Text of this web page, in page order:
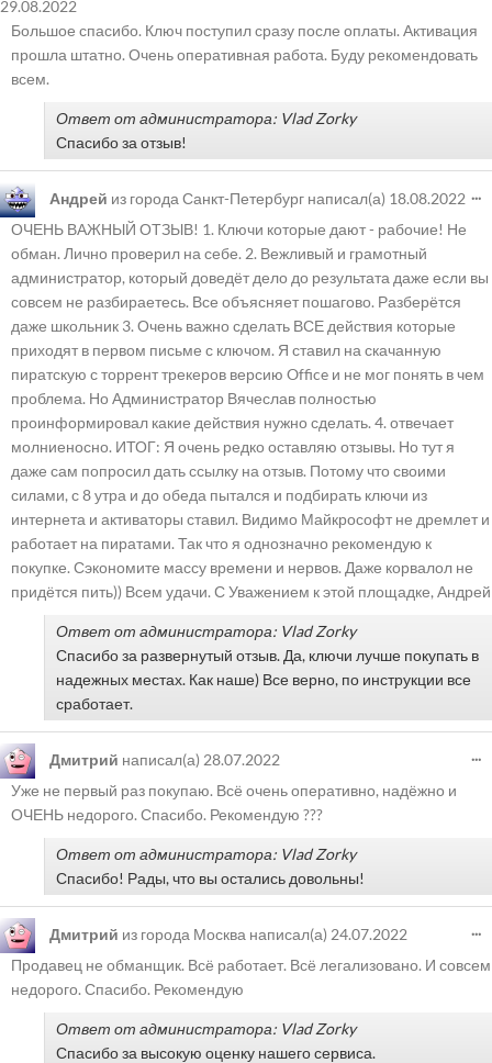
29.08.2022
Большое спасибо. Ключ поступил сразу после оплаты. Активация
прошла штатно. Очень оперативная работа. Буду рекомендовать
всем.
Ответ от администратора: Vlad Zorky
Спасибо за отзыв!
Андрей из города Санкт-Петербург написал(а) 18.08.2022
ОЧЕНЬ ВАЖНЫЙ ОТЗЫВ! 1. Ключи которые дают - рабочие! Не
обман. Лично проверил на себе. 2. Вежливый и грамотный
администратор, который доведёт дело до результата даже если вы
совсем не разбираетесь. Все объясняет пошагово. Разберётся
даже школьник 3. Очень важно сделать ВСЕ действия которые
приходят в первом письме с ключом. Я ставил на скачанную
пиратскую с торрент трекеров версию Office и не мог понять в чем
проблема. Но Администратор Вячеслав полностью
проинформировал какие действия нужно сделать. 4. отвечает
молниеносно. ИТОГ: Я очень редко оставляю отзывы. Но тут я
даже сам попросил дать ссылку на отзыв. Потому что своими
силами, с 8 утра и до обеда пытался и подбирать ключи из
интернета и активаторы ставил. Видимо Майкрософт не дремлет и
работает на пиратами. Так что я однозначно рекомендую к
покупке. Сэкономите массу времени и нервов. Даже корвалол не
придётся пить)) Всем удачи. С Уважением к этой площадке, Андрей
Ответ от администратора: Vlad Zorky
Спасибо за развернутый отзыв. Да, ключи лучше покупать в
надежных местах. Как наше) Все верно, по инструкции все
сработает.
...
Дмитрий написал(а) 28.07.2022
Уже не первый раз покупаю. Всё очень оперативно, надёжно и
ОЧЕНЬ недорого. Спасибо. Рекомендую ???
Ответ от администратора: Vlad Zorky
Спасибо! Рады, что вы остались довольны!
...
Дмитрий из города Москва написал(а) 24.07.2022
Продавец не обманщик. Всё работает. Всё легализовано. И совсем
недорого. Спасибо. Рекомендую
Ответ от администратора: Vlad Zorky
Спасибо за высокую оценку нашего сервиса.
...